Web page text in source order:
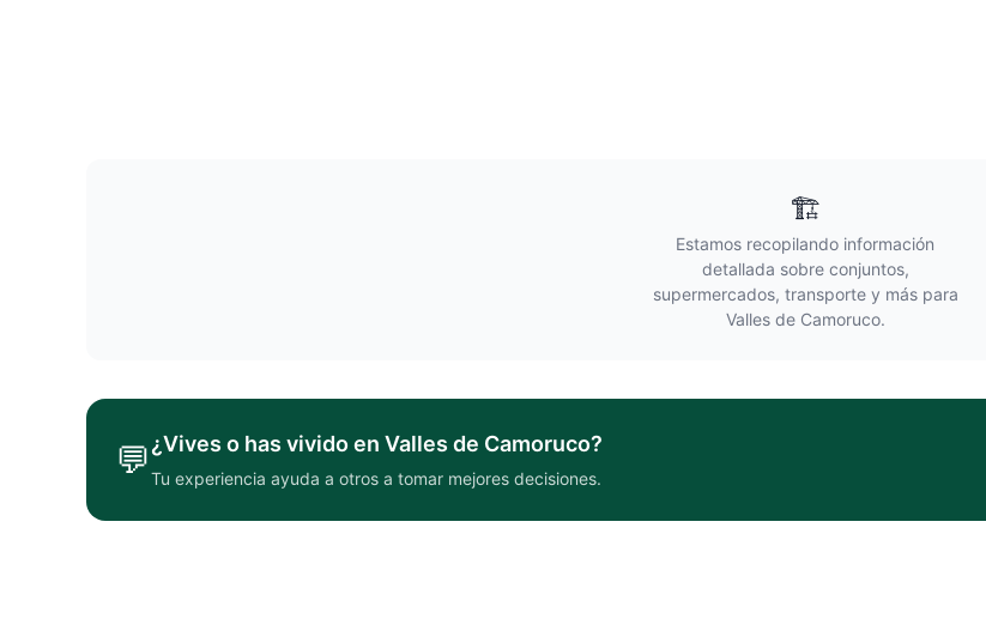
🏗️
Estamos recopilando información
detallada sobre conjuntos,
supermercados, transporte y más para
Valles de Camoruco.
💬¿Vives o has vivido en Valles de Camoruco?
Tu experiencia ayuda a otros a tomar mejores decisiones.